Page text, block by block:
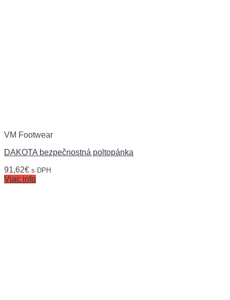
VM Footwear
DAKOTA bezpečnostná poltopánka
91,62€ s DPH
Viac info